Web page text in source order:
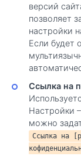
версий
позволяет
настройки
Если будет
Ссылка на
Настройки
можно
Ссылка на